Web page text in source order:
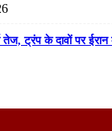
ट्रंप के दावों पर ईरान